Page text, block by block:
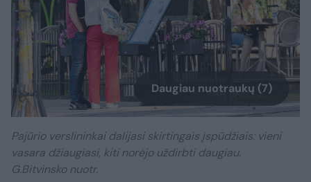
Daugiau nuotraukų (7)
Pajūrio verslininkai dalijasi skirtingais įspūdžiais: vieni
vasara džiaugiasi, kiti norėjo uždirbti daugiau.
G.Bitvinsko nuotr.